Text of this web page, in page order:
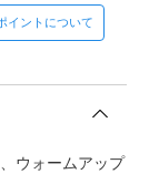
イントについて
ウォームアップ